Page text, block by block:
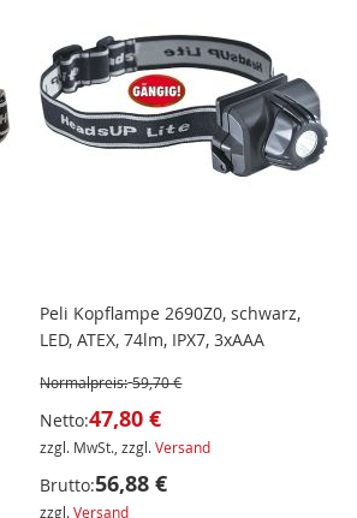
Peli Kopflampe 2690Z0, schwarz,
LED, ATEX, 74lm, IPX7, 3xAAA
Normalpreis: 59,70 €
Netto:47,80 €
zzgl. MwSt., zzgl.Versand
Brutto:56,88 €
zzgl.Versand